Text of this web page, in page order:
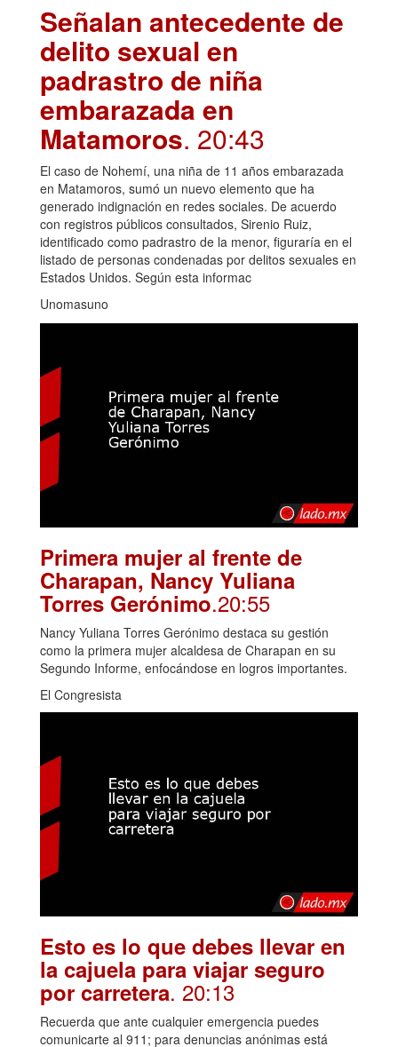
Señalan antecedente de
delito sexual en
padrastro de niña
embarazada en
Matamoros. 20:43
El caso de Nohemí, una niña de 11 años embarazada
en Matamoros, sumó un nuevo elemento que ha
generado indignación en redes sociales. De acuerdo
con registros públicos consultados, Sirenio Ruiz,
identificado como padrastro de la menor, figuraría en el
listado de personas condenadas por delitos sexuales en
Estados Unidos. Según esta informac
Unomasuno
Primera mujer al frente de
Charapan, Nancy Yuliana
Torres Gerónimo.20:55
Nancy Yuliana Torres Gerónimo destaca su gestión
como la primera mujer alcaldesa de Charapan en su
Segundo Informe, enfocándose en logros importantes.
El Congresista
Esto es lo que debes llevar en
la cajuela para viajar seguro
por carretera. 20:13
Recuerda que ante cualquier emergencia puedes
comunicarte al 911; para denuncias anónimas está